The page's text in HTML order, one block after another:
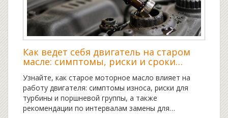
Как ведет себя двигатель на старом
масле: симптомы, риски и сроки
Узнайте, как старое моторное масло влияет на
работу двигателя: симптомы износа, риски для
турбины и поршневой группы, а также
рекомендации по интервалам замены для